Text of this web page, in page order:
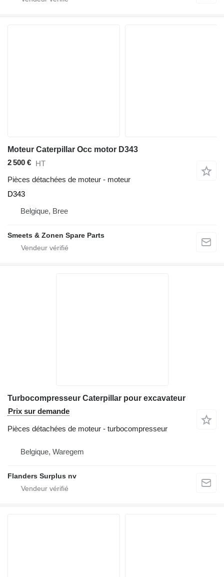
Moteur Caterpillar Occ motor D343
2 500 € HT
Pièces détachées de moteur - moteur
D343
Belgique, Bree
Smeets & Zonen Spare Parts
Turbocompresseur Caterpillar pour excavateur
Prix sur demande
Pièces détachées de moteur - turbocompresseur
Belgique, Waregem
Flanders Surplus nv